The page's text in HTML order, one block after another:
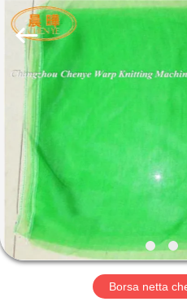
BENVENUTO
PRODOTTI
SU
DI
NOI
Chenye
Warp
Knitting
Machinery
Messages.
Borsa netta